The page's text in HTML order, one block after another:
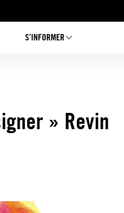
S’INFORMER
» Revin